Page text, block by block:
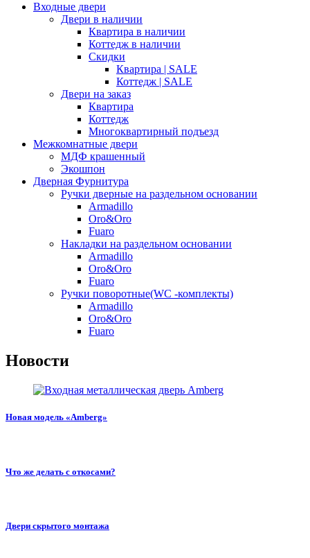
Входные двери
Двери в наличии
Квартира в наличии
Коттедж в наличии
Скидки
Квартира | SALE
Коттедж | SALE
Двери на заказ
Квартира
Коттедж
Многоквартирный подъезд
Межкомнатные двери
МДФ крашенный
Экошпон
Дверная Фурнитура
Ручки дверные на раздельном основании
Armadillo
Oro&Oro
Fuaro
Накладки на раздельном основании
Armadillo
Oro&Oro
Fuaro
Ручки поворотные(WC -комплекты)
Armadillo
Oro&Oro
Fuaro
Новости
Новая модель «Amberg»
Что же делать с откосами?
Двери скрытого монтажа